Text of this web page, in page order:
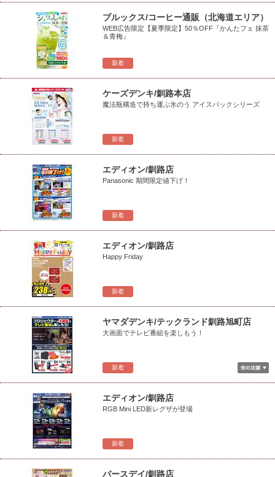
新着
ブルックス/コーヒー通販（北海道エリア）
WEB広告限定【夏季限定】50％OFF『かんたフェ 抹茶
＆青梅』
新着
ケーズデンキ/釧路本店
魔法瓶構造で持ち運ぶ氷のう アイスパックシリーズ
新着
エディオン/釧路店
Panasonic 期間限定値下げ！
新着
エディオン/釧路店
Happy Friday
新着
ヤマダデンキ/テックランド釧路旭町店
大画面でテレビ番組を楽しもう！
新着
エディオン/釧路店
RGB Mini LED新レグザが登場
バースデイ/釧路店